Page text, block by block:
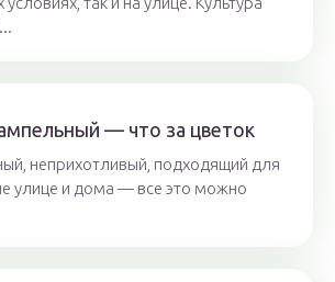
— что за цветок
неприхотливый, подходящий для
улице и дома — все это можно